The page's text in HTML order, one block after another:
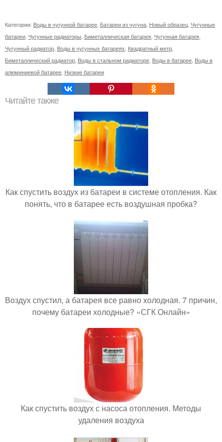
Категории: Воды в чугунной батарее Батареи из чугуна Новый образец Чугунные
батареи Чугунные радиаторы Биметаллическая батарея Чугунная батарея
Чугунный радиатор Воды в чугунных батареях Квадратный метр
Биметаллический радиатор Воды в стальном радиаторе Воды в батарее Воды в
алюминиевой батарее Низкие батареи
Читайте также
Как спустить воздух из батареи в системе отопления. Как
понять, что в батарее есть воздушная пробка?
Воздух спустил, а батарея все равно холодная. 7 причин,
почему батареи холодные? «СГК Онлайн»
Как спустить воздух с насоса отопления. Методы
удаления воздуха